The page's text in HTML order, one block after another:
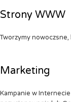
Strony WWW
Tworzymy
Marketing
Kampanie w